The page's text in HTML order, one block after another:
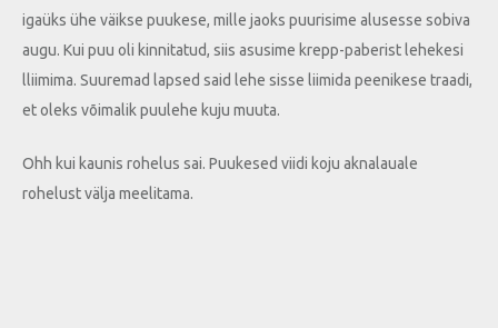
igaüks ühe väikse puukese, mille jaoks puurisime alusesse sobiva
augu. Kui puu oli kinnitatud, siis asusime krepp-paberist lehekesi
lliimima. Suuremad lapsed said lehe sisse liimida peenikese traadi,
et oleks võimalik puulehe kuju muuta.
Ohh kui kaunis rohelus sai. Puukesed viidi koju aknalauale
rohelust välja meelitama.